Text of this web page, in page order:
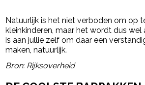
Natuurlijk is het niet verboden om op
kleinkinderen, maar het wordt dus wel
is aan jullie zelf om daar een
maken, natuurlijk.
Bron: Rijksoverheid